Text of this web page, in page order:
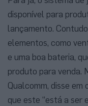
disponível para
lançamento.
elementos, como
e uma boa bateria,
produto para venda.
Qualcomm, disse
que este “está a ser